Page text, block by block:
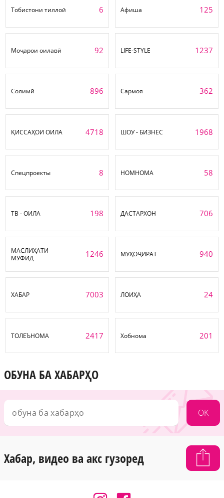
Тобистони тиллоӣ 6 Афиша 125
Моҷарои оилавӣ 92 LIFE-STYLE 1237
Солимӣ 896 Сармоя 362
ҚИССАҲОИ ОИЛА 4718 ШОУ - БИЗНЕС 1968
Спецпроекты 8 НОМНОМА 58
ТВ - ОИЛА 198 ДАСТАРХОН 706
МАСЛИҲАТИ
МУФИД
1246 МУҲОҶИРАТ 940
ХАБАР 7003 ЛОИҲА 24
ТОЛЕЪНОМА 2417 Хобнома 201
ОБУНА БА ХАБАРҲО
OK
Хабар, видео ва акс гузоред